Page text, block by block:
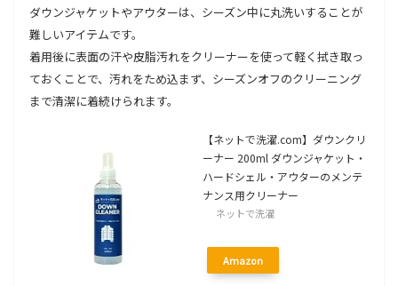
ダウンジャケットやアウターは、シーズン中に丸洗いすることが
難しいアイテムです。
着用後に表面の汗や皮脂汚れをクリーナーを使って軽く拭き取っ
ておくことで、汚れをため込まず、シーズンオフのクリーニング
まで清潔に着続けられます。
【ネットで洗濯.com】ダウンクリ
ーナー 200ml ダウンジャケット・
ハードシェル・アウターのメンテ
ナンス用クリーナー
ネットで洗濯
Amazon